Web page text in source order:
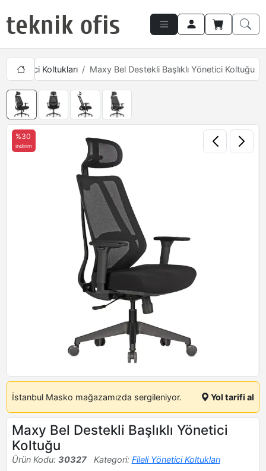
Yönetici Koltukları Maxy Bel Destekli Başlıklı Yönetici Koltuğu
%30
indirim
İstanbul Masko mağazamızda sergileniyor. Yol tarifi al
Maxy Bel Destekli Başlıklı Yönetici
Koltuğu
Ürün Kodu: 30327 Kategori: Fileli Yönetici Koltukları